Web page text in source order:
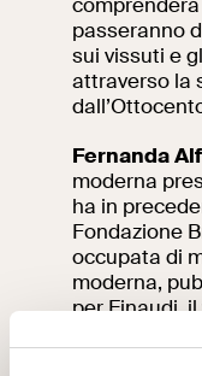
passeranno
sui vissuti e
attraverso la
Fernanda
moderna
ha in
Fondazione
occupata di
moderna,
per Einaudi,
esorcismo a